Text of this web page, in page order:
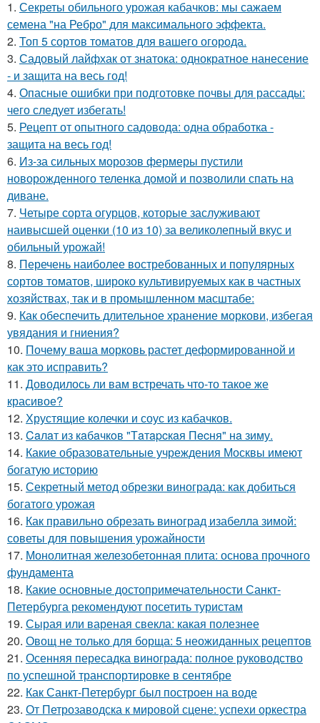
1. Секреты обильного урожая кабачков: мы сажаем
семена "на Ребро" для максимального эффекта.
2. Топ 5 сортов томатов для вашего огорода.
3. Садовый лайфхак от знатока: однократное нанесение
- и защита на весь год!
4. Опасные ошибки при подготовке почвы для рассады:
чего следует избегать!
5. Рецепт от опытного садовода: одна обработка -
защита на весь год!
6. Из-за сильных морозов фермеры пустили
новорожденного теленка домой и позволили спать на
диване.
7. Четыре сорта огурцов, которые заслуживают
наивысшей оценки (10 из 10) за великолепный вкус и
обильный урожай!
8. Перечень наиболее востребованных и популярных
сортов томатов, широко культивируемых как в частных
хозяйствах, так и в промышленном масштабе:
9. Как обеспечить длительное хранение моркови, избегая
увядания и гниения?
10. Почему ваша морковь растет деформированной и
как это исправить?
11. Доводилось ли вам встречать что-то такое же
красивое?
12. Хрустящие колечки и соус из кабачков.
13. Caлaт из кaбaчкoв "Тaтapcкaя Пecня" нa зиму.
14. Какие образовательные учреждения Москвы имеют
богатую историю
15. Секретный метод обрезки винограда: как добиться
богатого урожая
16. Как правильно обрезать виноград изабелла зимой:
советы для повышения урожайности
17. Монолитная железобетонная плита: основа прочного
фундамента
18. Какие основные достопримечательности Санкт-
Петербурга рекомендуют посетить туристам
19. Сырая или вареная свекла: какая полезнее
20. Овощ не только для борща: 5 неожиданных рецептов
21. Осенняя пересадка винограда: полное руководство
по успешной транспортировке в сентябре
22. Как Санкт-Петербург был построен на воде
23. От Петрозаводска к мировой сцене: успехи оркестра